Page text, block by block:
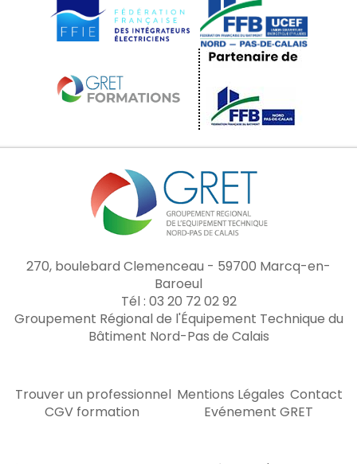
270, boulebard Clemenceau - 59700 Marcq-en-
Baroeul
Tél : 03 20 72 02 92
Groupement Régional de l'Équipement Technique du
Bâtiment Nord-Pas de Calais
Trouver un professionnel Mentions Légales Contact
CGV formation
Evénement GRET